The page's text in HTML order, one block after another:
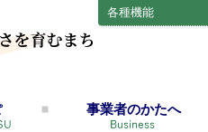
各種機能
事業者のかたへ